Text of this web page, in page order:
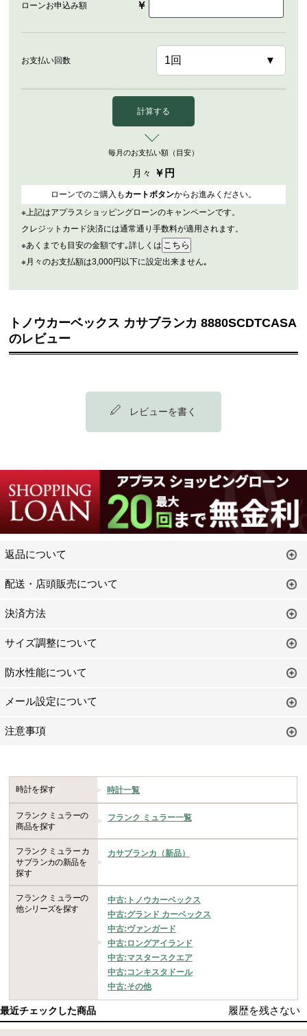
ローンお申込み額 ￥
お支払い回数
計算する
毎月のお支払い額（目安）
月々 ￥ 円
ローンでのご購入も カートボタンからお進みください。
※上記はアプラスショッピングローンのキャンペーンです。
クレジットカード決済には通常通り手数料が適用されます。
※あくまでも目安の金額です｡詳しくは
※月々のお支払額は3,000円以下に設定出来ません｡
トノウカーベックス カサブランカ 8880SCDTCASA
のレビュー
レビューを書く
返品について
配送・店頭販売について
決済方法
サイズ調整について
防水性能について
メール設定について
注意事項
時計を探す 時計一覧
フランク ミュラーの
商品を探す
フランク ミュラー一覧
フランク ミュラー カ
サブランカの新品を
探す
カサブランカ（新品）
フランク ミュラーの
他シリーズを探す
中古:トノウカーベックス
中古:グランド カーベックス
中古:ヴァンガード
中古:ロングアイランド
中古:マスタースクエア
中古:コンキスタドール
中古:その他
最近チェックした商品 履歴を残さない